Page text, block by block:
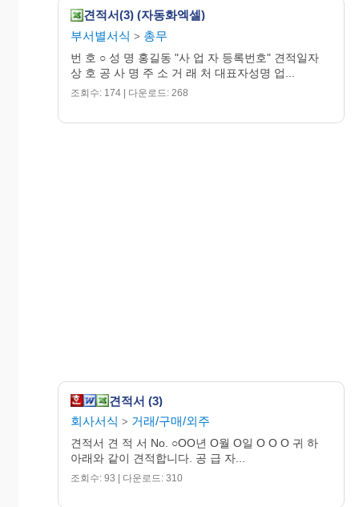
견적서(3) (자동화엑셀)
부서별서식 > 총무
번 호 ○ 성 명 홍길동 "사 업 자 등록번호" 견적일자
상 호 공 사 명 주 소 거 래 처 대표자성명 업...
조회수: 174 | 다운로드: 268
견적서 (3)
회사서식 > 거래/구매/외주
견적서 견 적 서 No. ○OO년 O월 O일 O O O 귀 하
아래와 같이 견적합니다. 공 급 자...
조회수: 93 | 다운로드: 310